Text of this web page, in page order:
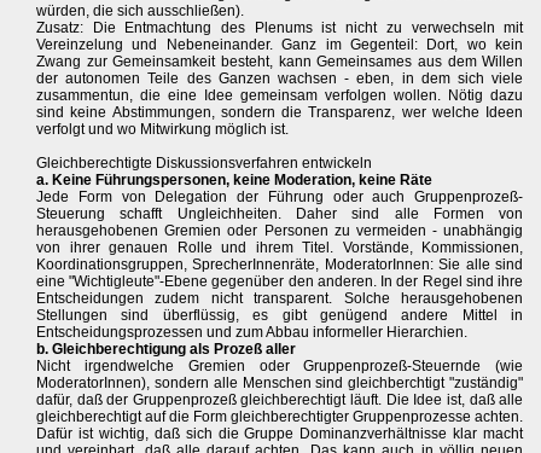
würden, die sich ausschließen).
Zusatz: Die Entmachtung des Plenums ist nicht zu verwechseln mit
Vereinzelung und Nebeneinander. Ganz im Gegenteil: Dort, wo kein
Zwang zur Gemeinsamkeit besteht, kann Gemeinsames aus dem Willen
der autonomen Teile des Ganzen wachsen - eben, in dem sich viele
zusammentun, die eine Idee gemeinsam verfolgen wollen. Nötig dazu
sind keine Abstimmungen, sondern die Transparenz, wer welche Ideen
verfolgt und wo Mitwirkung möglich ist.
Gleichberechtigte Diskussionsverfahren entwickeln
a. Keine Führungspersonen, keine Moderation, keine Räte
Jede Form von Delegation der Führung oder auch Gruppenprozeß-
Steuerung schafft Ungleichheiten. Daher sind alle Formen von
herausgehobenen Gremien oder Personen zu vermeiden - unabhängig
von ihrer genauen Rolle und ihrem Titel. Vorstände, Kommissionen,
Koordinationsgruppen, SprecherInnenräte, ModeratorInnen: Sie alle sind
eine "Wichtigleute"-Ebene gegenüber den anderen. In der Regel sind ihre
Entscheidungen zudem nicht transparent. Solche herausgehobenen
Stellungen sind überflüssig, es gibt genügend andere Mittel in
Entscheidungsprozessen und zum Abbau informeller Hierarchien.
b. Gleichberechtigung als Prozeß aller
Nicht irgendwelche Gremien oder Gruppenprozeß-Steuernde (wie
ModeratorInnen), sondern alle Menschen sind gleichberchtigt "zuständig"
dafür, daß der Gruppenprozeß gleichberechtigt läuft. Die Idee ist, daß alle
gleichberechtigt auf die Form gleichberechtigter Gruppenprozesse achten.
Dafür ist wichtig, daß sich die Gruppe Dominanzverhältnisse klar macht